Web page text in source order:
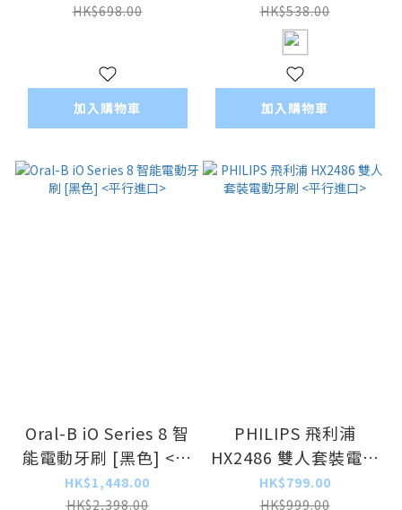
HK$698.00
加入購物車
HK$538.00
加入購物車
Oral-B iO Series 8 智
能電動牙刷 [黑色] <平
行進口>
HK$1,448.00
HK$2,398.00
PHILIPS 飛利浦
HX2486 雙人套裝電動
牙刷 <平行進口>
HK$799.00
HK$999.00